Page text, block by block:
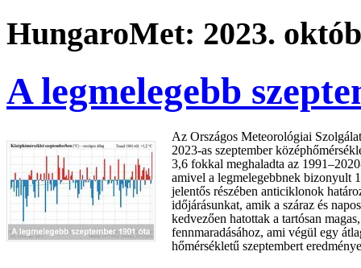
HungaroMet: 2023.
A legmelegebb
Az Országos Meteorológiai
2023-as szeptember
3,6 fokkal meghaladta az
amivel a legmelegebbnek bizonyult
jelentős részében anticiklonok
időjárásunkat, amik a száraz és
kedvezően hatottak a tartósan
fennmaradásához, ami végül egy
hőmérsékletű szeptembert